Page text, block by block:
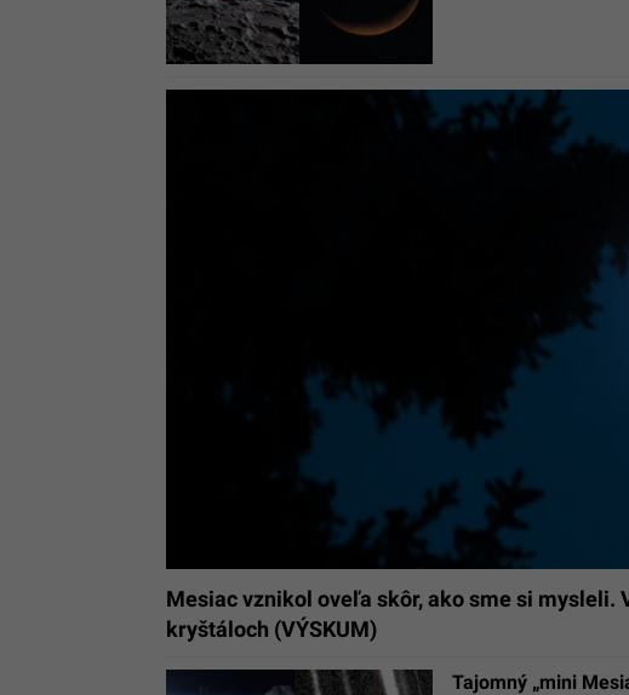
Mesiac vznikol oveľa skôr, ako sme si mysleli.
kryštáloch (VÝSKUM)
Tajomný „mini